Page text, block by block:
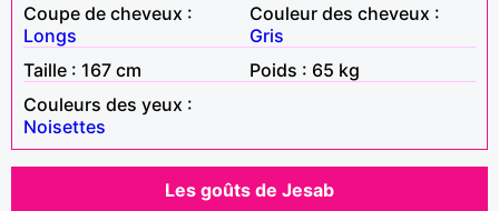
Coupe de cheveux :
Longs
Couleur des cheveux :
Gris
Taille : 167 cm
Poids : 65 kg
Couleurs des yeux :
Noisettes
Les goûts de Jesab